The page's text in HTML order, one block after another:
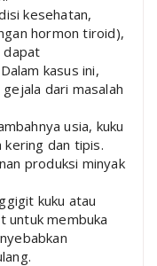
kesehatan,
hormon tiroid),
dapat
kasus ini,
dari masalah
usia, kuku
kering dan tipis.
produksi minyak
kuku atau
untuk membuka